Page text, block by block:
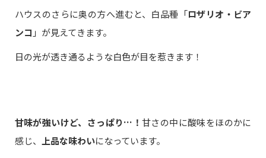
ハウスのさらに奥の方へ進むと、白品種「ロザリオ・ビア
ンコ 」が見えてきます。
日の光が透き通るような白色が目を惹きます！
甘味が強いけど、さっぱり…！甘さの中に酸味をほのかに
感じ、
上品な味わいになっています。